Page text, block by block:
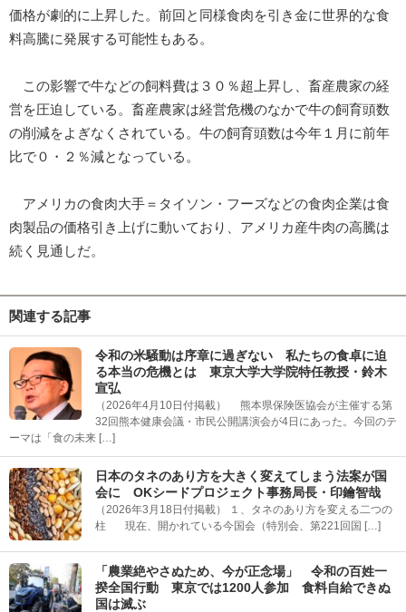
価格が劇的に上昇した。前回と同様食肉を引き金に世界的な食
料高騰に発展する可能性もある。
この影響で牛などの飼料費は３０％超上昇し、畜産農家の経
営を圧迫している。畜産農家は経営危機のなかで牛の飼育頭数
の削減をよぎなくされている。牛の飼育頭数は今年１月に前年
比で０・２％減となっている。
アメリカの食肉大手＝タイソン・フーズなどの食肉企業は食
肉製品の価格引き上げに動いており、アメリカ産牛肉の高騰は
続く見通しだ。
関連する記事
令和の米騒動は序章に過ぎない 私たちの食卓に迫
る本当の危機とは 東京大学大学院特任教授・鈴木
宣弘
（2026年4月10日付掲載） 熊本県保険医協会が主催する第
32回熊本健康会議・市民公開講演会が4日にあった。今回のテ
ーマは「食の未来 […]
日本のタネのあり方を大きく変えてしまう法案が国
会に OKシードプロジェクト事務局長・印鑰智哉
（2026年3月18日付掲載） １、タネのあり方を変える二つの
柱 現在、開かれている今国会（特別会、第221回国 […]
「農業絶やさぬため、今が正念場」 令和の百姓一
揆全国行動 東京では1200人参加 食料自給できぬ
国は滅ぶ